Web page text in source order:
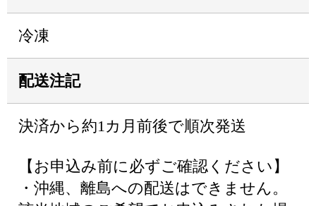
冷凍
配送注記
決済から約1カ月前後で順次発送
【お申込み前に必ずご確認ください】
・沖縄、離島への配送はできません。